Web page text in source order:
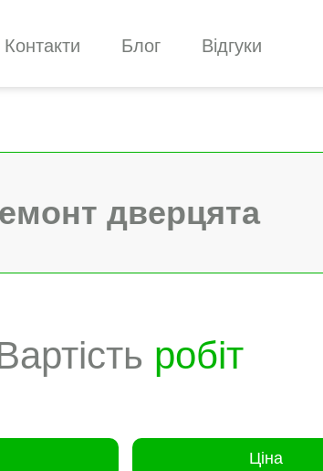
Контакти Блог Відгуки
дверцята
робіт
Ціна